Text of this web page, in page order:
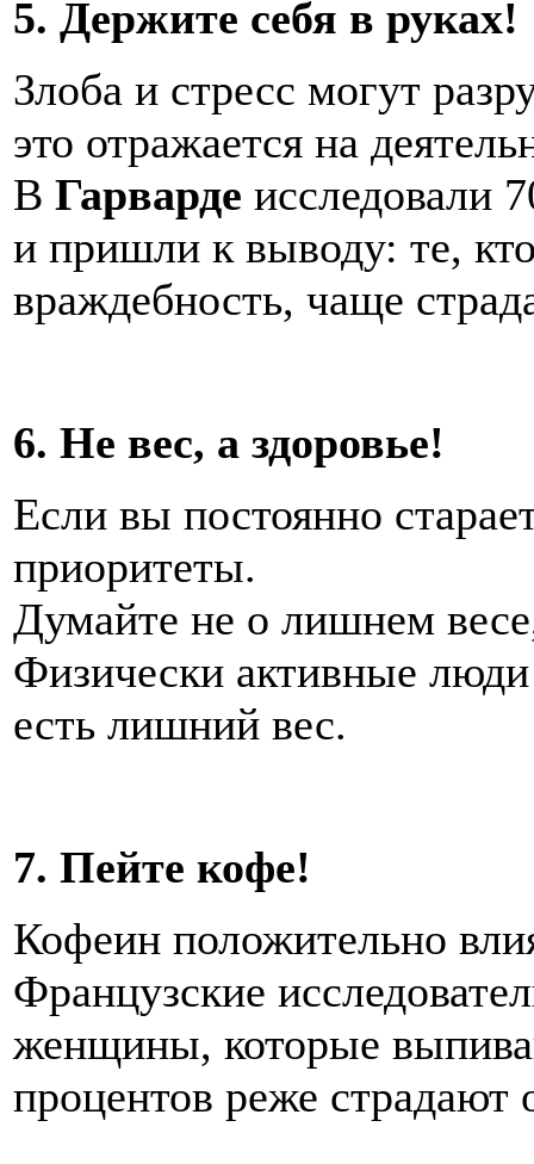
5. Держите себя в руках!
Злоба и стресс могут
это отражается на
В Гарварде исследовали
и пришли к выводу: те,
враждебность, чаще
6. Не вес, а здоровье!
Если вы постоянно
приоритеты.
Думайте не о лишнем
Физически активные
есть лишний вес.
7. Пейте кофе!
Кофеин положительно
Французские
женщины, которые
процентов реже